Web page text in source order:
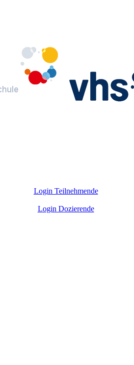
Login Teilnehmende
Login Dozierende